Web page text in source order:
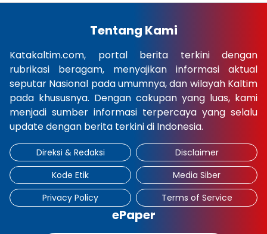
Tentang Kami
Katakaltim.com, portal berita terkini dengan
rubrikasi beragam, menyajikan informasi aktual
seputar Nasional pada umumnya, dan wilayah Kaltim
pada khususnya. Dengan cakupan yang luas, kami
menjadi sumber informasi terpercaya yang selalu
update dengan berita terkini di Indonesia.
Direksi & Redaksi
Disclaimer
Kode Etik
Media Siber
Privacy Policy
Terms of Service
ePaper